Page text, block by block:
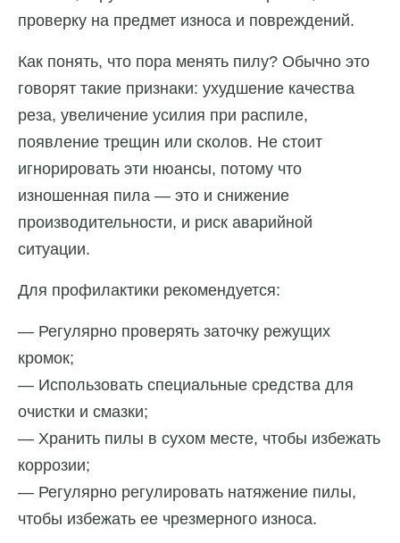
проверку на предмет износа и повреждений.
Как понять, что пора менять пилу? Обычно это
говорят такие признаки: ухудшение качества
реза, увеличение усилия при распиле,
появление трещин или сколов. Не стоит
игнорировать эти нюансы, потому что
изношенная пила — это и снижение
производительности, и риск аварийной
ситуации.
Для профилактики рекомендуется:
— Регулярно проверять заточку режущих
кромок;
— Использовать специальные средства для
очистки и смазки;
— Хранить пилы в сухом месте, чтобы избежать
коррозии;
— Регулярно регулировать натяжение пилы,
чтобы избежать ее чрезмерного износа.